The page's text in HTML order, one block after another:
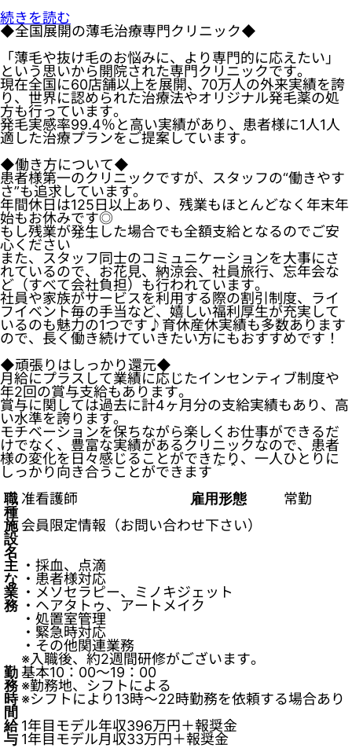
続きを読む
◆全国展開の薄毛治療専門クリニック◆
「薄毛や抜け毛のお悩みに、より専門的に応えたい」
という思いから開院された専門クリニックです。
現在全国に60店舗以上を展開、70万人の外来実績を誇
り、世界に認められた治療法やオリジナル発毛薬の処
方も行っています。
発毛実感率99.4％と高い実績があり、患者様に1人1人
適した治療プランをご提案しています。
◆働き方について◆
患者様第一のクリニックですが、スタッフの“働きやす
さ”も追求しています。
年間休日は125日以上あり、残業もほとんどなく年末年
始もお休みです◎
もし残業が発生した場合でも全額支給となるのでご安
心ください＾＾
また、スタッフ同士のコミュニケーションを大事にさ
れているので、お花見、納涼会、社員旅行、忘年会な
ど（すべて会社負担）も行われています。
社員や家族がサービスを利用する際の割引制度、ライ
フイベント毎の手当など、嬉しい福利厚生が充実して
いるのも魅力の1つです♪育休産休実績も多数あります
ので、長く働き続けていきたい方にもおすすめです！
◆頑張りはしっかり還元◆
月給にプラスして業績に応じたインセンティブ制度や
年2回の賞与支給もあります。
賞与に関しては過去に計4ヶ月分の支給実績もあり、高
い水準を誇ります。
モチベーションを保ちながら楽しくお仕事ができるだ
けでなく、豊富な実績があるクリニックなので、患者
様の変化を日々感じることができたり、一人ひとりに
しっかり向き合うことができます＾＾
職
種
准看護師 雇用形態
常勤
施
設
名
会員限定情報（お問い合わせ下さい）
主
な
業
務
・採血、点滴
・患者様対応
・メソセラピー、ミノキジェット
・ヘアタトゥ、アートメイク
・処置室管理
・緊急時対応
・その他関連業務
※入職後、約2週間研修がございます。
勤
務
時
間
基本10：00～19：00
※勤務地、シフトによる
※シフトにより13時～22時勤務を依頼する場合あり
給
与
1年目モデル年収396万円＋報奨金
1年目モデル月収33万円＋報奨金